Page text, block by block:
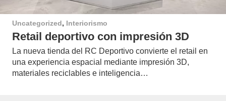
Uncategorized, Interiorismo
Retail deportivo con impresión 3D
La nueva tienda del RC Deportivo convierte el retail en
una experiencia espacial mediante impresión 3D,
materiales reciclables e inteligencia…